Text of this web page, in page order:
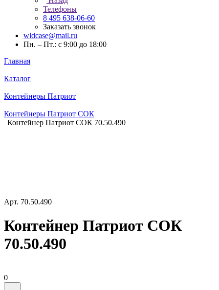
Телефоны
8 495 638-06-60
Заказать звонок
wldcase@mail.ru
Пн. – Пт.: с 9:00 до 18:00
Главная
Каталог
Контейнеры Патриот
Контейнеры Патриот СОК
Контейнер Патриот СОК 70.50.490
Арт. 70.50.490
Контейнер Патриот СОК
70.50.490
0